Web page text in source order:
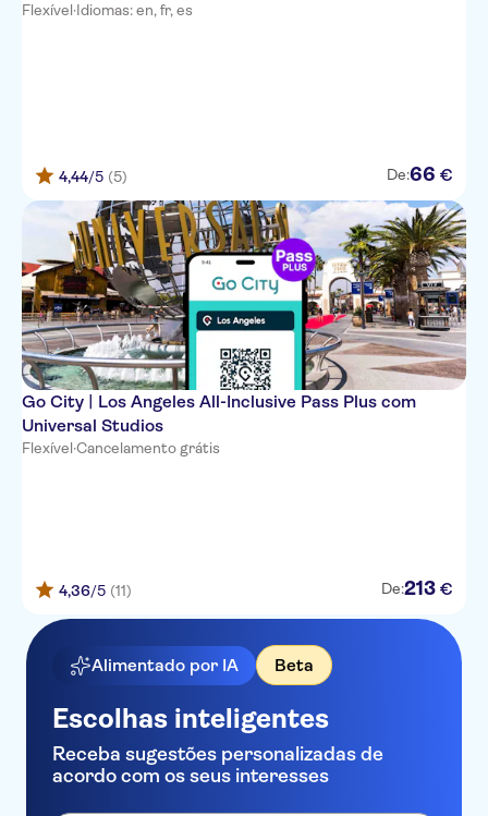
Flexível·Idiomas: en, fr, es
4,44/5 (5) De:66 €
Go City | Los Angeles All-Inclusive Pass Plus com
Universal Studios
Flexível·Cancelamento grátis
4,36/5 (11) De:213 €
Alimentado por IA Beta
Escolhas inteligentes
Receba sugestões personalizadas de
acordo com os seus interesses